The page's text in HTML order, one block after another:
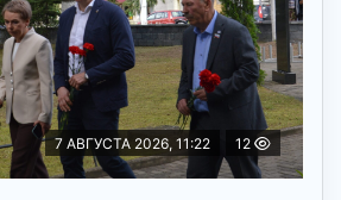
7 АВГУСТА 2026, 11:22 12